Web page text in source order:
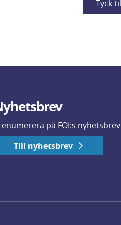
Tyck till
på FOI:s nyhetsbrev
Till nyhetsbrev